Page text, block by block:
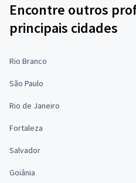
Encontre outros
principais cidades
Rio Branco
São Paulo
Rio de Janeiro
Fortaleza
Salvador
Goiânia